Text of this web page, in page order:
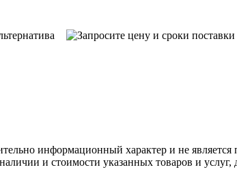
информационный характер и не
и стоимости указанных товаров и